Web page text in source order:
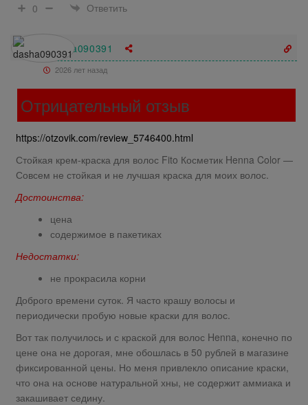
0
Ответить
dasha090391
2026 лет назад
Отрицательный отзыв
https://otzovik.com/review_5746400.html
Стойкая крем-краска для волос Fito Косметик Henna Color —
Совсем не стойкая и не лучшая краска для моих волос.
Достоинства:
цена
содержимое в пакетиках
Недостатки:
не прокрасила корни
Доброго времени суток. Я часто крашу волосы и
периодически пробую новые краски для волос.
Вот так получилось и с краской для волос Henna, конечно по
цене она не дорогая, мне обошлась в 50 рублей в магазине
фиксированной цены. Но меня привлекло описание краски,
что она на основе натуральной хны, не содержит аммиака и
закашивает седину.